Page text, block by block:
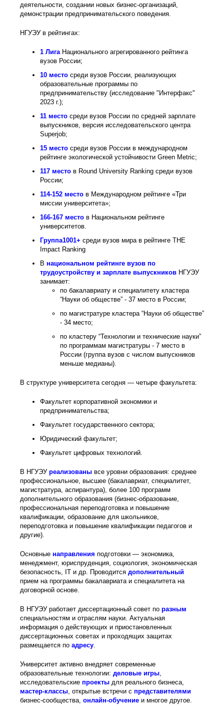
деятельности, создании новых бизнес-организаций,
демонстрации предпринимательского поведения.
НГУЭУ в рейтингах:
1 ЛигаНационального агрегированного рейтинга
вузов России;
10 место среди вузов России, реализующих
образовательные программы по
предпринимательству (исследование "Интерфакс"
2023 г.);
11 место среди вузов России по средней зарплате
выпускников, версия исследовательского центра
Superjob;
15 место среди вузов России в международном
рейтинге экологической устойчивости Green Metric;
117 место в Round University Ranking среди вузов
России;
114-152 место в Международном рейтинге «Три
миссии университета»;
166-167 место в Национальном рейтинге
университетов.
Группа1001+ среди вузов мира в рейтинге THE
Impact Ranking
В национальном рейтинге вузов по
трудоустройству и зарплате выпускников НГУЭУ
занимает:
по бакалавриату и специалитету кластера
“Науки об обществе” - 37 место в России;
по магистратуре кластера “Науки об обществе”
- 34 место;
по кластеру “Технологии и технические науки”
по программам магистратуры - 7 место в
России (группа вузов с числом выпускников
меньше медианы).
В структуре университета сегодня — четыре факультета:
Факультет корпоративной экономики и
предпринимательства;
Факультет государственного сектора;
Юридический факультет;
Факультет цифровых технологий.
В НГУЭУ реализованы все уровни образования: среднее
профессиональное, высшее (бакалавриат, специалитет,
магистратура, аспирантура), более 100 программ
дополнительного образования (бизнес-образование,
профессиональная переподготовка и повышение
квалификации, образование для школьников,
переподготовка и повышение квалификации педагогов и
другие).
Основные направления подготовки — экономика,
менеджмент, юриспруденция, социология, экономическая
безопасность, IT и др. Проводится дополнительный
прием на программы бакалавриата и специалитета на
договорной основе.
В НГУЭУ работает диссертационный совет по разным
специальностям и отраслям науки. Актуальная
информация о действующих и приостановленных
диссертационных советах и проходящих защитах
размещается по адресу.
Университет активно внедряет современные
образовательные технологии: деловые игры,
исследовательские проекты для реального бизнеса,
мастер-классы, открытые встречи с представителями
бизнес-сообщества, онлайн-обучение и многое другое.